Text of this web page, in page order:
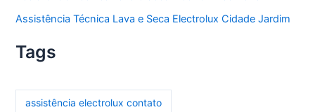
Assistência Técnica Lava e Seca Electrolux Cidade Jardim
Tags
assistência electrolux contato